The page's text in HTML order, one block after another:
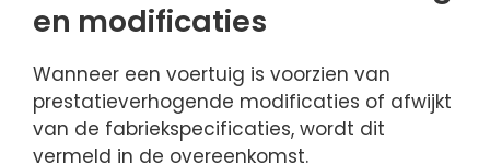
en modificaties
Wanneer een voertuig is voorzien van
prestatieverhogende modificaties of afwijkt
van de fabriekspecificaties, wordt dit
vermeld in de overeenkomst.